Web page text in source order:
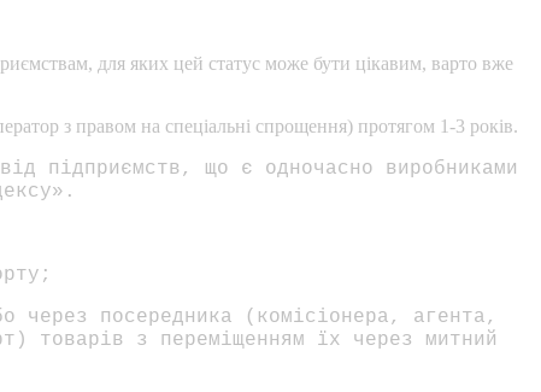
для яких цей статус може бути цікавим, варто вже
з правом на спеціальні спрощення) протягом 1-3 років.
підприємств, що є одночасно виробниками
через посередника (комісіонера, агента,
товарів з переміщенням їх через митний